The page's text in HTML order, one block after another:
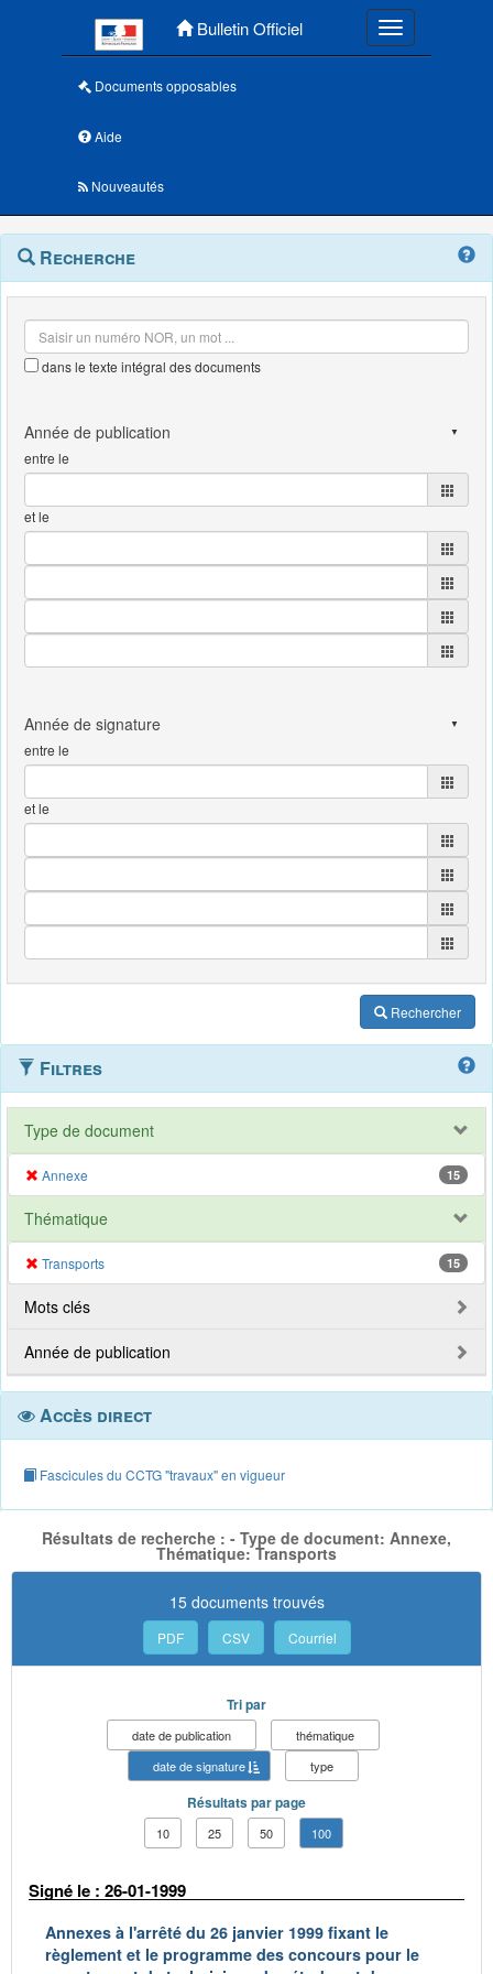
Bulletin Officiel Toggle
Documents opposables
Aide
Nouveautés
Navigation
outils
Menu
contextuel
Recherche
dans le texte intégral des documents
entre le
et le
entre le
et le
Rechercher
Filtres
Type de document
Annexe 15
Thématique
Transports 15
Mots clés
Année de publication
Accès direct
Fascicules du CCTG "travaux" en vigueur
Résultats de recherche : - Type de document: Annexe,
Thématique: Transports
15 documents trouvés
PDF CSV Courriel
Tri par
date de publication
thématique
date de signature
type
Résultats par page
10 25 50 100
Signé le : 26-01-1999
Annexes à l'arrêté du 26 janvier 1999 fixant le
règlement et le programme des concours pour le